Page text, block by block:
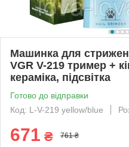
Машинка для
VGR V-219 тример +
кераміка, підсвітка
Готово до відправки
Код: L-V-219 yellow/blue
671 ₴ 761 ₴